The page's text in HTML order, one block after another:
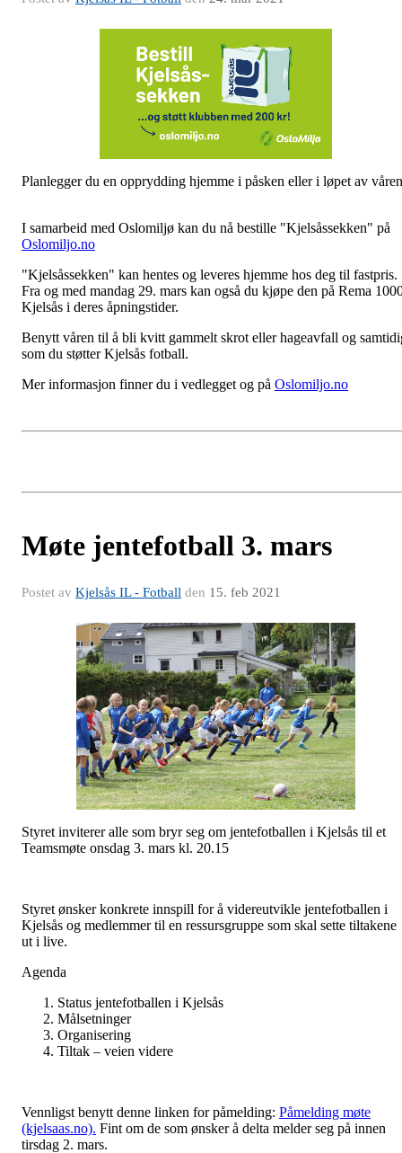
Planlegger du en opprydding hjemme i påsken eller i løpet av
I samarbeid med Oslomiljø kan du nå bestille "Kjelsåssekken" på
Oslomiljo.no
"Kjelsåssekken" kan hentes og leveres hjemme hos deg til fastpris.
Fra og med mandag 29. mars kan også du kjøpe den på Rema
Kjelsås i deres åpningstider.
Benytt våren til å bli kvitt gammelt skrot eller hageavfall og
som du støtter Kjelsås fotball.
Mer informasjon finner du i vedlegget og på Oslomiljo.no
Møte jentefotball 3. mars
Postet av Kjelsås IL - Fotball den 15. feb 2021
Styret inviterer alle som bryr seg om jentefotballen i Kjelsås til et
Teamsmøte onsdag 3. mars kl. 20.15
Styret ønsker konkrete innspill for å videreutvikle jentefotballen i
Kjelsås og medlemmer til en ressursgruppe som skal sette tiltakene
ut i live.
Agenda
Status jentefotballen i Kjelsås
Målsetninger
Organisering
Tiltak – veien videre
Vennligst benytt denne linken for påmelding: Påmelding møte
(kjelsaas.no). Fint om de som ønsker å delta melder seg på innen
tirsdag 2. mars.